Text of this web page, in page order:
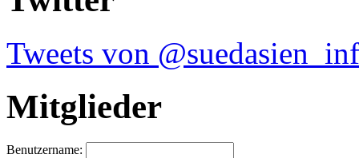
Tweets von
Mitglieder
Benutzername: